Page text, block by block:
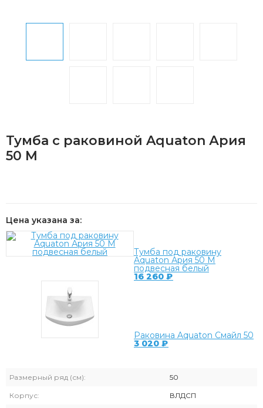
Тумба с раковиной Aquaton Ария
50 М
Цена указана за:
Тумба под раковину
Aquaton Ария 50 М
подвесная белый
16 260 ₽
Раковина Aquaton Смайл 50
3 020 ₽
Размерный ряд (см): 50
Корпус: ВЛДСП